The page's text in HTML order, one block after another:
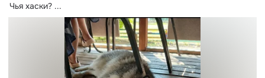
Чья хаски? ...